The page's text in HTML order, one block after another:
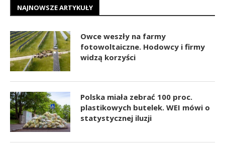
NAJNOWSZE ARTYKUŁY
Owce weszły na farmy
fotowoltaiczne. Hodowcy i firmy
widzą korzyści
Polska miała zebrać 100 proc.
plastikowych butelek. WEI mówi o
statystycznej iluzji